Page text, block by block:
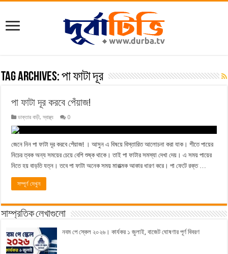
Tag Archives:পা ফাটা দূর
পা ফাটা দূর করবে পেঁয়াজ!
ডাক্তার বাড়ী,স্বাস্থ্য 0
জেনে নিন পা ফাটা দূর করবে পেঁয়াজ! । আসুন এ বিষয়ে বিস্তারিত আলোচনা করা যাক। শীতে পায়ের
নিচের ত্বক অন্য সময়ের চেয়ে বেশি শুষ্ক থাকে। তাই পা ফাটার সমস্যা দেখা দেয়। এ সময় পায়ের
নিতে হয় বাড়তি যত্ন। তবে পা ফাটা অনেক সময় মারাত্মক আকার ধারণ করে। পা ফেটে রক্ত …
সম্পূর্ণ দেখুন
সাম্প্রতিক লেখাগুলো
নবম পে স্কেল ২০২৬। কার্যকর ১ জুলাই, বাজেট ঘোষণার পূর্ণ বিবরণ